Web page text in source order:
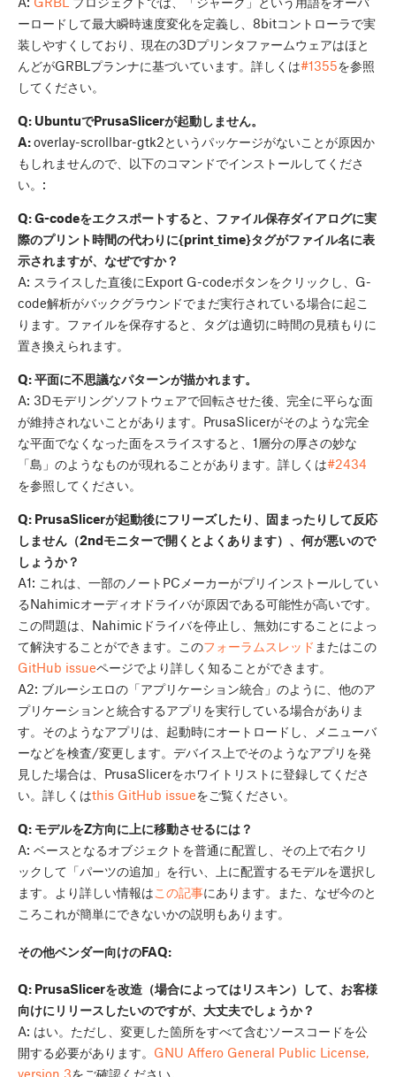
ーロードして最大瞬時速度変化を定義し、8bitコントローラで実
装しやすくしており、現在の3Dプリンタファームウェアはほと
んどがGRBLプランナに基づいています。詳しくは#1355を参照
してください。
Q: UbuntuでPrusaSlicerが起動しません。
A:overlay-scrollbar-gtk2というパッケージがないことが原因か
もしれませんので、以下のコマンドでインストールしてくださ
い。:
Q: G-codeをエクスポートすると、ファイル保存ダイアログに実
際のプリント時間の代わりに{print_time}タグがファイル名に表
示されますが、なぜですか？
A: スライスした直後にExport G-codeボタンをクリックし、G-
code解析がバックグラウンドでまだ実行されている場合に起こ
ります。ファイルを保存すると、タグは適切に時間の見積もりに
置き換えられます。
Q: 平面に不思議なパターンが描かれます。
A: 3Dモデリングソフトウェアで回転させた後、完全に平らな面
が維持されないことがあります。PrusaSlicerがそのような完全
な平面でなくなった面をスライスすると、1層分の厚さの妙な
「島」のようなものが現れることがあります。詳しくは#2434
を参照してください。
Q: PrusaSlicerが起動後にフリーズしたり、固まったりして反応
しません（2ndモニターで開くとよくあります）、何が悪いので
しょうか？
A1: これは、一部のノートPCメーカーがプリインストールしてい
るNahimicオーディオドライバが原因である可能性が高いです。
この問題は、Nahimicドライバを停止し、無効にすることによっ
て解決することができます。このフォーラムスレッド またはこの
GitHub issueページでより詳しく知ることができます。
A2: ブルーシエロの「アプリケーション統合」のように、他のア
プリケーションと統合するアプリを実行している場合がありま
す。そのようなアプリは、起動時にオートロードし、メニューバ
ーなどを検査/変更します。デバイス上でそのようなアプリを発
見した場合は、PrusaSlicerをホワイトリストに登録してくださ
い。詳しくはthis GitHub issueをご覧ください。
Q: モデルをZ方向に上に移動させるには？
A: ベースとなるオブジェクトを普通に配置し、その上で右クリ
ックして「パーツの追加」を行い、上に配置するモデルを選択し
ます。より詳しい情報はこの記事にあります。また、なぜ今のと
ころこれが簡単にできないかの説明もあります。
その他ベンダー向けのFAQ:
Q: PrusaSlicerを改造（場合によってはリスキン）して、お客様
向けにリリースしたいのですが、大丈夫でしょうか？
A: はい。ただし、変更した箇所をすべて含むソースコードを公
開する必要があります。 GNU Affero General Public License,